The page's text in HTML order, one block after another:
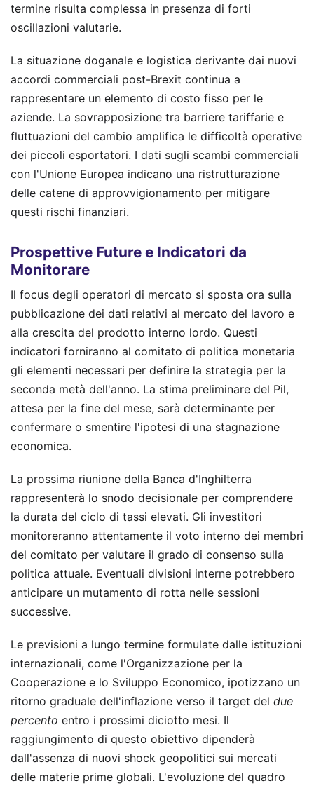
termine risulta complessa in presenza di forti
oscillazioni valutarie.
La situazione doganale e logistica derivante dai nuovi
accordi commerciali post-Brexit continua a
rappresentare un elemento di costo fisso per le
aziende. La sovrapposizione tra barriere tariffarie e
fluttuazioni del cambio amplifica le difficoltà operative
dei piccoli esportatori. I dati sugli scambi commerciali
con l'Unione Europea indicano una ristrutturazione
delle catene di approvvigionamento per mitigare
questi rischi finanziari.
Prospettive Future e Indicatori da
Monitorare
Il focus degli operatori di mercato si sposta ora sulla
pubblicazione dei dati relativi al mercato del lavoro e
alla crescita del prodotto interno lordo. Questi
indicatori forniranno al comitato di politica monetaria
gli elementi necessari per definire la strategia per la
seconda metà dell'anno. La stima preliminare del Pil,
attesa per la fine del mese, sarà determinante per
confermare o smentire l'ipotesi di una stagnazione
economica.
La prossima riunione della Banca d'Inghilterra
rappresenterà lo snodo decisionale per comprendere
la durata del ciclo di tassi elevati. Gli investitori
monitoreranno attentamente il voto interno dei membri
del comitato per valutare il grado di consenso sulla
politica attuale. Eventuali divisioni interne potrebbero
anticipare un mutamento di rotta nelle sessioni
successive.
Le previsioni a lungo termine formulate dalle istituzioni
internazionali, come l'Organizzazione per la
Cooperazione e lo Sviluppo Economico, ipotizzano un
ritorno graduale dell'inflazione verso il target del due
percento entro i prossimi diciotto mesi. Il
raggiungimento di questo obiettivo dipenderà
dall'assenza di nuovi shock geopolitici sui mercati
delle materie prime globali. L'evoluzione del quadro